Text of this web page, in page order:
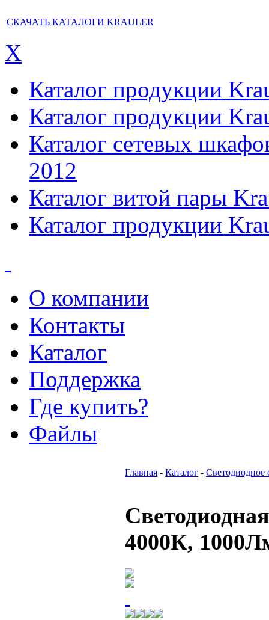
СКАЧАТЬ КАТАЛОГИ KRAULER
X
Каталог продукции
Каталог продукции
Каталог сетевых
2012
Каталог витой пары
Каталог продукции
О компании
Контакты
Каталог
Поддержка
Где купить?
Файлы
Главная - Каталог - Светодиодное
4000К,